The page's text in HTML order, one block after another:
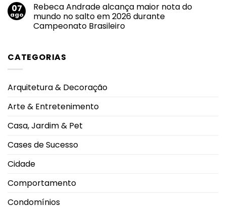
principais
emissoras
do
Triângulo
uso
de
cigarros
eletrônicos
pulmonares
alerta
oncológico
em
Agosto
Lilás
2026:
transformar
07
ago
Rebeca Andrade alcança maior nota do
mundo no salto em 2026 durante
Campeonato Brasileiro
Rebeca
Andrade
do
salto
durante
Brasileiro
CATEGORIAS
Arquitetura & Decoração
Arte & Entretenimento
Casa, Jardim & Pet
Cases de Sucesso
Cidade
Comportamento
Condomínios